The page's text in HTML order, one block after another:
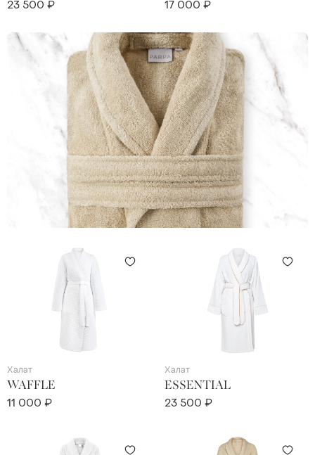
23 500 ₽ 17 000 ₽
Халат
WAFFLE
11 000 ₽
Халат
ESSENTIAL
23 500 ₽